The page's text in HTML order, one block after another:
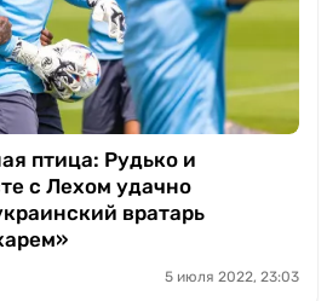
птица: Рудько и
с Лехом удачно
вратарь
5 июля 2022, 23:03